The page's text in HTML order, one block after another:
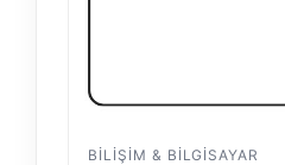
BILIŞIM & BILGISAYAR